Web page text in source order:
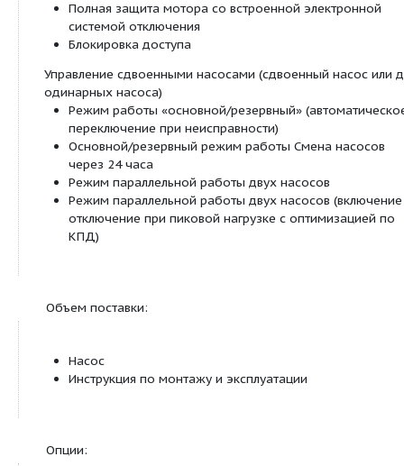
Фланцевое соединение
Промежуточный корпус
Муфта
Привод со встроенной электронной
регулирования частоты вращения
Материалы:
Корпус насоса и соединительный элемент:
Специальное исполнение: G-CuSn 10
скользящие торцевые уплотнения по
Оснащение/функции: